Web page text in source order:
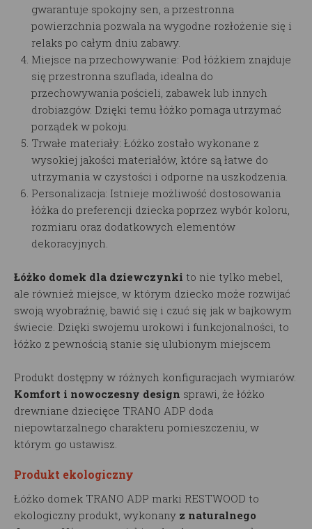
gwarantuje spokojny sen, a przestronna
powierzchnia pozwala na wygodne rozłożenie się i
relaks po całym dniu zabawy.
Miejsce na przechowywanie: Pod łóżkiem znajduje
się przestronna szuflada, idealna do
przechowywania pościeli, zabawek lub innych
drobiazgów. Dzięki temu łóżko pomaga utrzymać
porządek w pokoju.
Trwałe materiały: Łóżko zostało wykonane z
wysokiej jakości materiałów, które są łatwe do
utrzymania w czystości i odporne na uszkodzenia.
Personalizacja: Istnieje możliwość dostosowania
łóżka do preferencji dziecka poprzez wybór koloru,
rozmiaru oraz dodatkowych elementów
dekoracyjnych.
Łóżko domek dla dziewczynki to nie tylko mebel,
ale również miejsce, w którym dziecko może rozwijać
swoją wyobraźnię, bawić się i czuć się jak w bajkowym
świecie. Dzięki swojemu urokowi i funkcjonalności, to
łóżko z pewnością stanie się ulubionym miejscem
Produkt dostępny w różnych konfiguracjach wymiarów.
Komfort i nowoczesny design sprawi, że łóżko
drewniane dziecięce TRANO ADP doda
niepowtarzalnego charakteru pomieszczeniu, w
którym go ustawisz.
Produkt ekologiczny
Łóżko domek TRANO ADP marki RESTWOOD to
ekologiczny produkt, wykonany z naturalnego